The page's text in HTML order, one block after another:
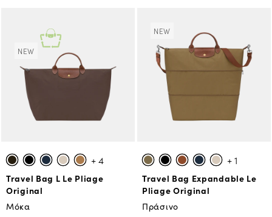
NEW
+ 4
Travel Bag L Le Pliage
Original
Μόκα
NEW
+ 1
Travel Bag Expandable Le
Pliage Original
Πράσινο